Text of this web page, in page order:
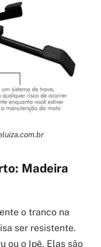
Madeira
o tranco na
ser resistente.
ou o Ipê. Elas são